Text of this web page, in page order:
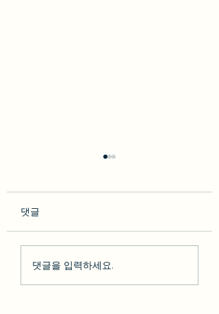
so********* 2023-02-10
댓글
댓글을 입력하세요.